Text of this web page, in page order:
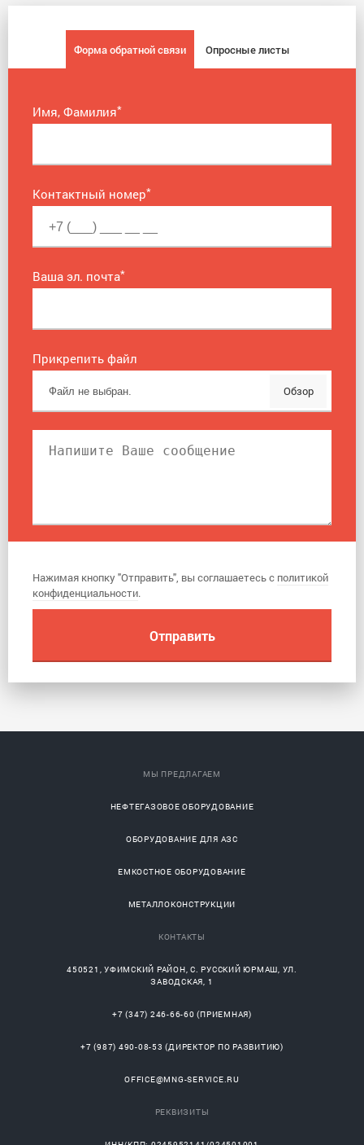
Форма обратной связи Опросные листы
Имя, Фамилия*
Контактный номер*
Ваша эл. почта*
Прикрепить файл
Обзор
Нажимая кнопку "Отправить", вы соглашаетесь с политикой
конфиденциальности.
МЫ ПРЕДЛАГАЕМ
НЕФТЕГАЗОВОЕ ОБОРУДОВАНИЕ
ОБОРУДОВАНИЕ ДЛЯ АЗС
ЕМКОСТНОЕ ОБОРУДОВАНИЕ
МЕТАЛЛОКОНСТРУКЦИИ
КОНТАКТЫ
450521 ,УФИМСКИЙ РАЙОН, С.РУССКИЙ ЮРМАШ, УЛ.
ЗАВОДСКАЯ, 1
+7 (347) 246-66-60 (ПРИЕМНАЯ)
+7 (987) 490-08-53 (ДИРЕКТОР ПО РАЗВИТИЮ)
OFFICE@MNG-SERVICE.RU
РЕКВИЗИТЫ